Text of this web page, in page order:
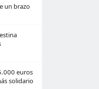
un brazo
euros
solidario